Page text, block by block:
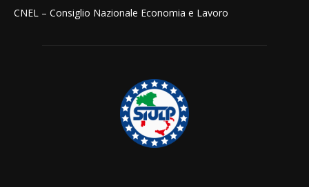
CNEL – Consiglio Nazionale Economia e Lavoro